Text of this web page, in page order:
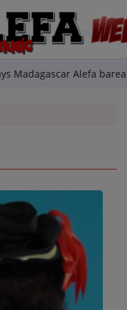
Madagascar Alefa